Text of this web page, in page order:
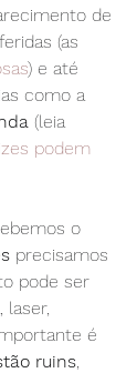
de
(as
) e até
como a
(leia
podem
o
precisamos
pode ser
laser,
é
ruins,